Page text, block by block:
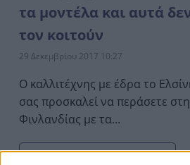
τα μοντέλα και αυτά
τον κοιτούν
29 Δεκεμβρίου 2017 10:27
Ο καλλιτέχνης με έδρα το
σας προσκαλεί να περάσετε
Φινλανδίας με τα...
Διαβάστε περισσότερα